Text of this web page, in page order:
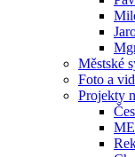
Městské
Foto a
Projekty